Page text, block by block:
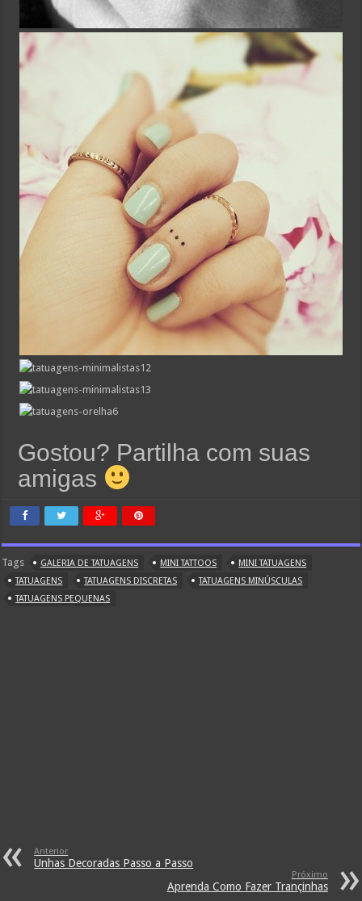
Gostou? Partilha com suas
amigas
Tags GALERIA DE TATUAGENS MINI TATTOOS
MINI TATUAGENS
TATUAGENS
TATUAGENS DISCRETAS
TATUAGENS MINÚSCULAS
TATUAGENS PEQUENAS
Anterior
Unhas Decoradas Passo a Passo
Próximo
Aprenda Como Fazer Trançinhas